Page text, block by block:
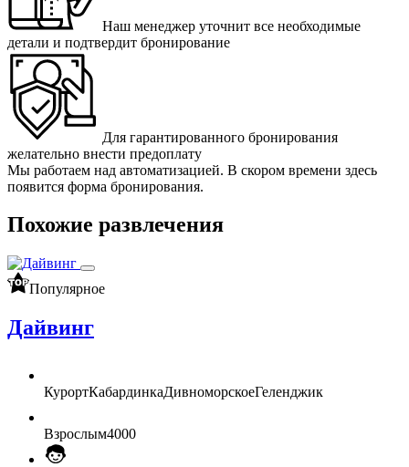
Наш менеджер уточнит все необходимые
детали и подтвердит бронирование
Для гарантированного бронирования
желательно внести предоплату
Мы работаем над автоматизацией. В скором времени здесь
появится форма бронирования.
Похожие развлечения
Популярное
Дайвинг
КурортКабардинкаДивноморскоеГеленджик
Взрослым4000